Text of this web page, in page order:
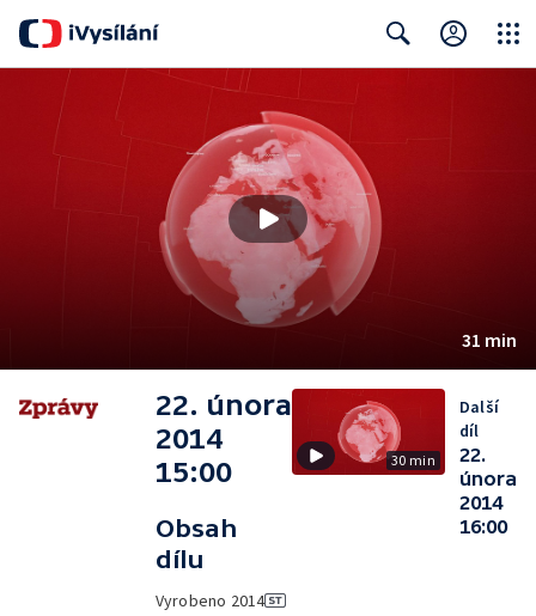
31 min
22. února
2014
15:00
Obsah
dílu
Vyrobeno 2014
30 min
Další
díl
22.
února
2014
16:00